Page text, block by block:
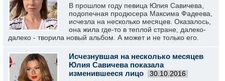
В прошлом году певица Юлия Савичева,
подопечная продюсера Максима Фадеева,
исчезла на несколько месяцев. Оказалось,
она жила где-то в теплой стране, далеко-
далеко - творила новый альбом. А может и не только его.
Исчезнувшая на несколько месяцев
Юлия Савичева показала
изменившееся лицо
30.10.2016